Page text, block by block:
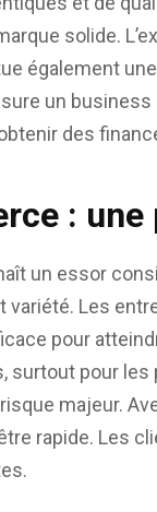
solide.
également
un business
des
:
un essor
variété. Les
pour
surtout pour
majeur.
rapide. Les